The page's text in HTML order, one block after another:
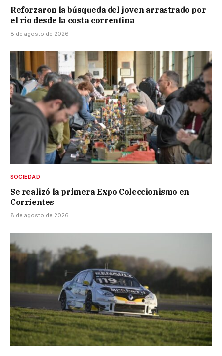
Reforzaron la búsqueda del joven arrastrado por
el río desde la costa correntina
8 de agosto de 2026
SOCIEDAD
Se realizó la primera Expo Coleccionismo en
Corrientes
8 de agosto de 2026